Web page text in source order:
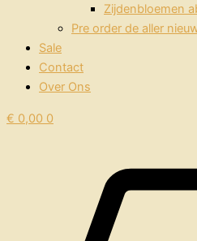
Zijdenbloemen
Pre order de aller
Sale
Contact
Over Ons
€ 0,00 0